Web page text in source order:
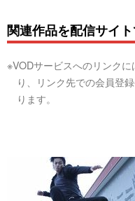
関連作品を配信サイ
※VODサービスへのリンク
り、リンク先での会員登
ります。